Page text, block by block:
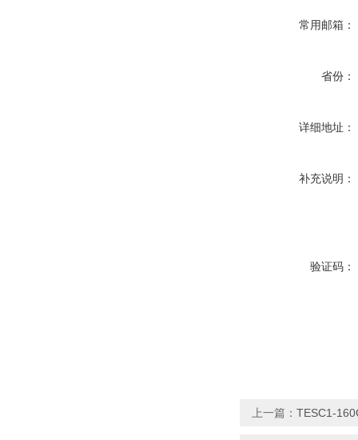
常用邮箱：
省份：
详细地址：
补充说明：
验证码：
上一篇： TESC1-